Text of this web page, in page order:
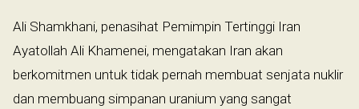
Ali Shamkhani, penasihat Pemimpin Tertinggi Iran
Ayatollah Ali Khamenei, mengatakan Iran akan
berkomitmen untuk tidak pernah membuat senjata nuklir
dan membuang simpanan uranium yang sangat